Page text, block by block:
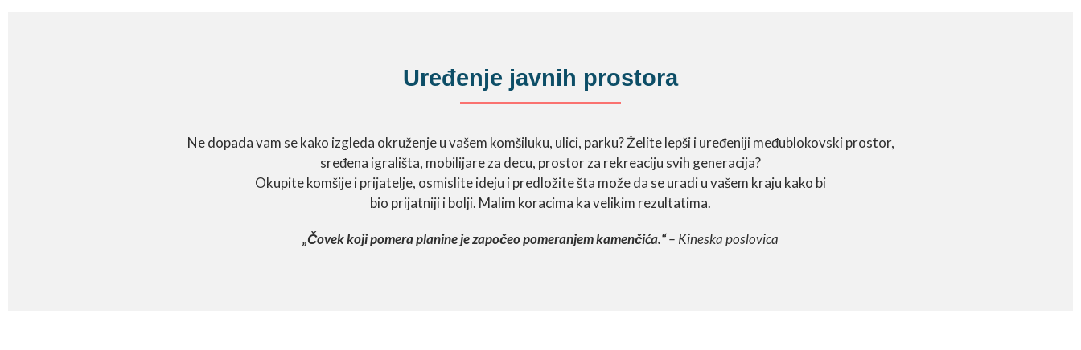
Uređenje javnih prostora
Ne dopada vam se kako izgleda okruženje u vašem komšiluku, ulici, parku? Želite lepši i uređeniji međublokovski prostor,
sređena igrališta, mobilijare za decu, prostor za rekreaciju svih generacija?
Okupite komšije i prijatelje, osmislite ideju i predložite šta može da se uradi u vašem kraju kako bi
bio prijatniji i bolji. Malim koracima ka velikim rezultatima.
„Čovek koji pomera planine je započeo pomeranjem kamenčića.“– Kineska poslovica